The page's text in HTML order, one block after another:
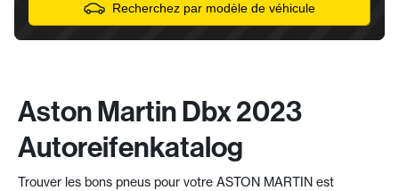
Recherchez par modèle de véhicule
Aston Martin Dbx 2023
Autoreifenkatalog
Trouver les bons pneus pour votre ASTON MARTIN est